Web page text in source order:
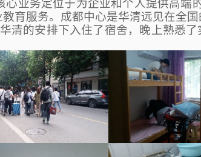
心业务定位于为企业和个人提供高端
育服务。成都中心是华清远见在全国
清的安排下入住了宿舍，晚上熟悉